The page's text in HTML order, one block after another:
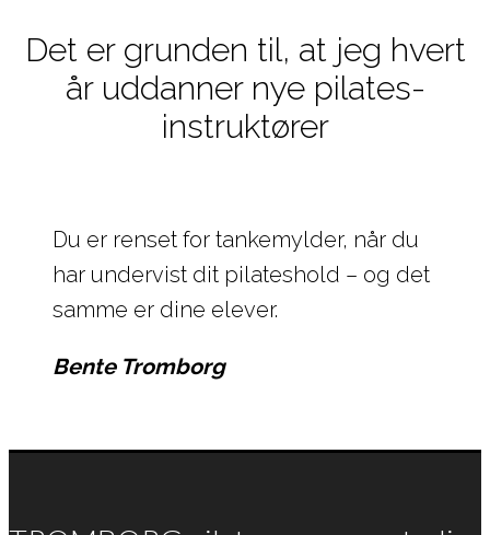
Det er grunden til, at jeg hvert
år uddanner nye pilates-
instruktører
Du er renset for tankemylder, når du
har undervist dit pilateshold – og det
samme er dine elever.
Bente Tromborg